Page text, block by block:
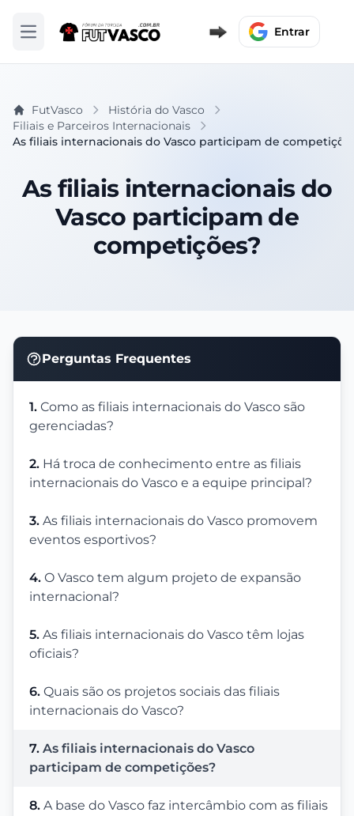
Abrir menu Entrar
FutVasco
História do Vasco
Filiais e Parceiros Internacionais
As filiais internacionais do Vasco participam de
As filiais internacionais do
Vasco participam de
competições?
Perguntas Frequentes
1. Como as filiais internacionais do Vasco são
gerenciadas?
2. Há troca de conhecimento entre as filiais
internacionais do Vasco e a equipe principal?
3. As filiais internacionais do Vasco promovem
eventos esportivos?
4. O Vasco tem algum projeto de expansão
internacional?
5. As filiais internacionais do Vasco têm lojas
oficiais?
6. Quais são os projetos sociais das filiais
internacionais do Vasco?
7. As filiais internacionais do Vasco
participam de competições?
8. A base do Vasco faz intercâmbio com as filiais